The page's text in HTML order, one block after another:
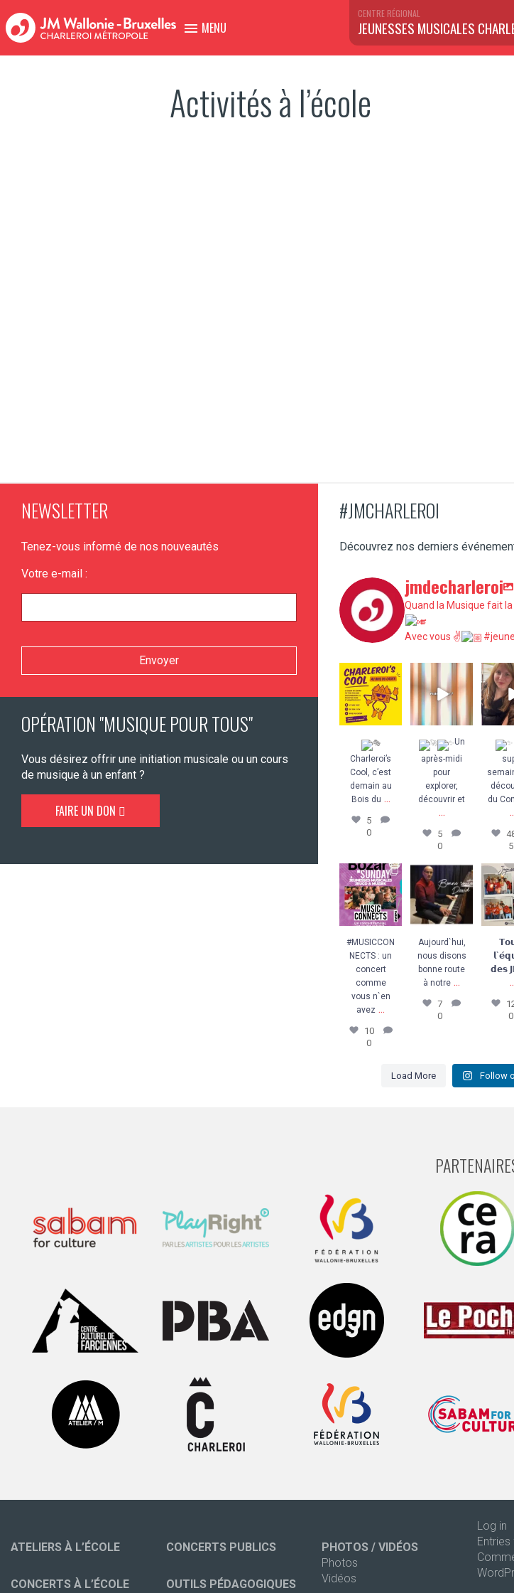
MENU
CENTRE RÉGIONAL
JEUNESSES MUSICALES
Activités à l’école
NEWSLETTER
Tenez-vous informé de nos nouveautés
Votre e-mail :
OPÉRATION "MUSIQUE POUR TOUS"
Vous désirez offrir une initiation musicale ou un cours
de musique à un enfant ?
FAIRE UN DON
#JMCHARLEROI
Découvrez nos derniers
jmdecharleroi
Quand la Musique fait
Avec vous ✌
Charleroi’s
Cool, c’est
demain au Bois
du...
5 0
Charleroi’s
Cool, c’est
demain au
Bois du ...
5
0
Un
après-midi pour
explorer,
5 0
Un
après-midi
pour
explorer,
découvrir et
...
5
0
48
du
5
#MUSICCONNE
CTS : un
concert
comme vous
n`en avez...
#MUSICCON
NECTS : un
concert
comme
vous n`en
avez ...
10
0
Aujourd`hui,
nous disons
bonne route à
notre...
7 0
Aujourd`hui,
nous disons
bonne route
à notre ...
7
0
𝗝𝗠
12
𝗱𝗲𝘀
0
Load More Follow
ATELIERS À L’ÉCOLE
CONCERTS À L’ÉCOLE
CONCERTS PUBLICS
OUTILS PÉDAGOGIQUES
PHOTOS / VIDÉOS
Photos
Vidéos
Log in
Entries